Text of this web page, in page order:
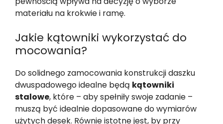
materiału na krokwie i ramę.
Jakie kątowniki wykorzystać do
mocowania?
Do solidnego zamocowania konstrukcji daszku
dwuspadowego idealne będą kątowniki
stalowe, które – aby spełniły swoje zadanie –
muszą być idealnie dopasowane do wymiarów
użytych desek. Równie istotne jest, by przy